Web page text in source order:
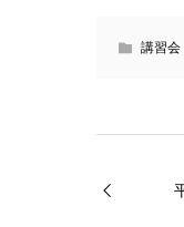
講習会